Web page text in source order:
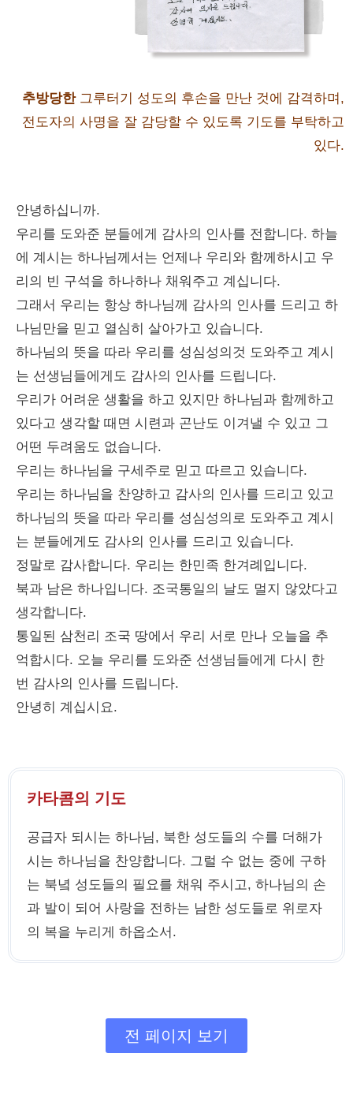
추방당한그루터기 성도의 후손을 만난 것에 감격하며,
전도자의 사명을 잘 감당할 수 있도록 기도를 부탁하고
있다.
안녕하십니까.
우리를 도와준 분들에게 감사의 인사를 전합니다. 하늘
에 계시는 하나님께서는 언제나 우리와 함께하시고 우
리의 빈 구석을 하나하나 채워주고 계십니다.
그래서 우리는 항상 하나님께 감사의 인사를 드리고 하
나님만을 믿고 열심히 살아가고 있습니다.
하나님의 뜻을 따라 우리를 성심성의것 도와주고 계시
는 선생님들에게도 감사의 인사를 드립니다.
우리가 어려운 생활을 하고 있지만 하나님과 함께하고
있다고 생각할 때면 시련과 곤난도 이겨낼 수 있고 그
어떤 두려움도 없습니다.
우리는 하나님을 구세주로 믿고 따르고 있습니다.
우리는 하나님을 찬양하고 감사의 인사를 드리고 있고
하나님의 뜻을 따라 우리를 성심성의로 도와주고 계시
는 분들에게도 감사의 인사를 드리고 있습니다.
정말로 감사합니다. 우리는 한민족 한겨례입니다.
북과 남은 하나입니다. 조국통일의 날도 멀지 않았다고
생각합니다.
통일된 삼천리 조국 땅에서 우리 서로 만나 오늘을 추
억합시다. 오늘 우리를 도와준 선생님들에게 다시 한
번 감사의 인사를 드립니다.
안녕히 계십시요.
카타콤의 기도
공급자 되시는 하나님, 북한 성도들의 수를 더해가
시는 하나님을 찬양합니다. 그럴 수 없는 중에 구하
는 북녘 성도들의 필요를 채워 주시고, 하나님의 손
과 발이 되어 사랑을 전하는 남한 성도들로 위로자
의 복을 누리게 하옵소서.
전 페이지 보기